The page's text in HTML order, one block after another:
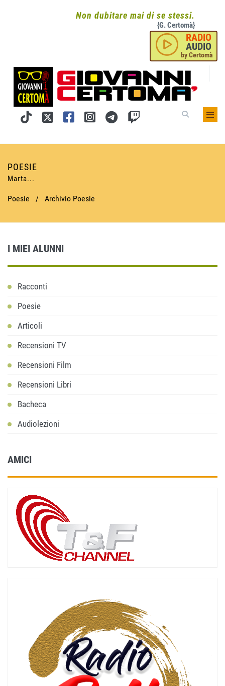
Non dubitare mai di se stessi.
{G. Certomà}
RADIO
AUDIO
by Certomà
POESIE
Marta...
Poesie / Archivio Poesie
I MIEI ALUNNI
Racconti
Poesie
Articoli
Recensioni TV
Recensioni Film
Recensioni Libri
Bacheca
Audiolezioni
AMICI